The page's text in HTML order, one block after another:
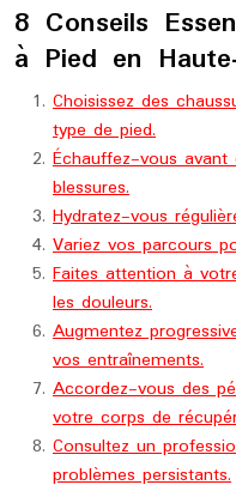
8 Conseils
à Pied en
Choisissez des
type de pied.
Échauffez-vous
blessures.
Hydratez-vous
Variez vos parcours
Faites attention à
les douleurs.
Augmentez
vos entraînements.
Accordez-vous des
votre corps de
Consultez un
problèmes persistants.